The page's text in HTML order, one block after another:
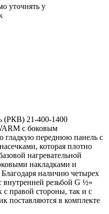
уточнять у
(РКВ) 21-400-1400
с боковым
гладкую переднюю панель с
которая плотно
нагревательной
накладками и
наличию четырех
внутренней резьбой G ½»
правой стороны, так и с
поставляются в комплекте